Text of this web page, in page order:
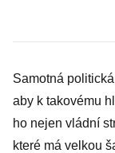
Samotná
aby k takovému
ho nejen vládní
které má velkou